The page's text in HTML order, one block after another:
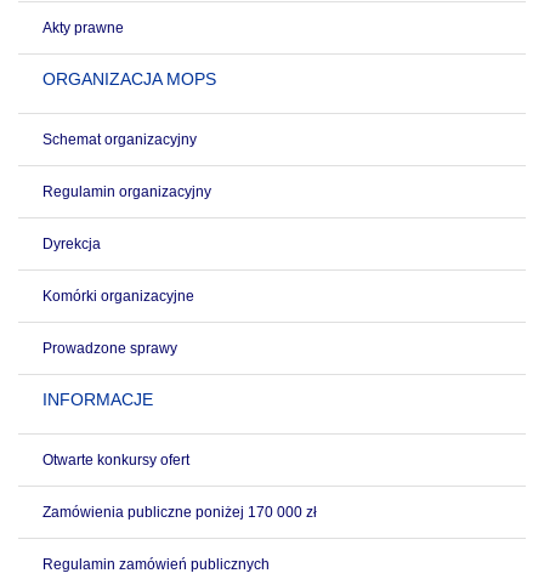
Akty prawne
ORGANIZACJA MOPS
Schemat organizacyjny
Regulamin organizacyjny
Dyrekcja
Komórki organizacyjne
Prowadzone sprawy
INFORMACJE
Otwarte konkursy ofert
Zamówienia publiczne poniżej 170 000 zł
Regulamin zamówień publicznych